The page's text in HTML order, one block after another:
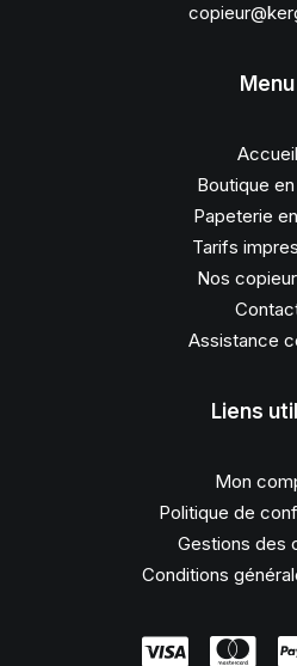
Menu
Accueil
Boutique
Papeterie
Tarifs
Nos
Assistance
Liens
Mon
Politique de
Gestions des
Conditions